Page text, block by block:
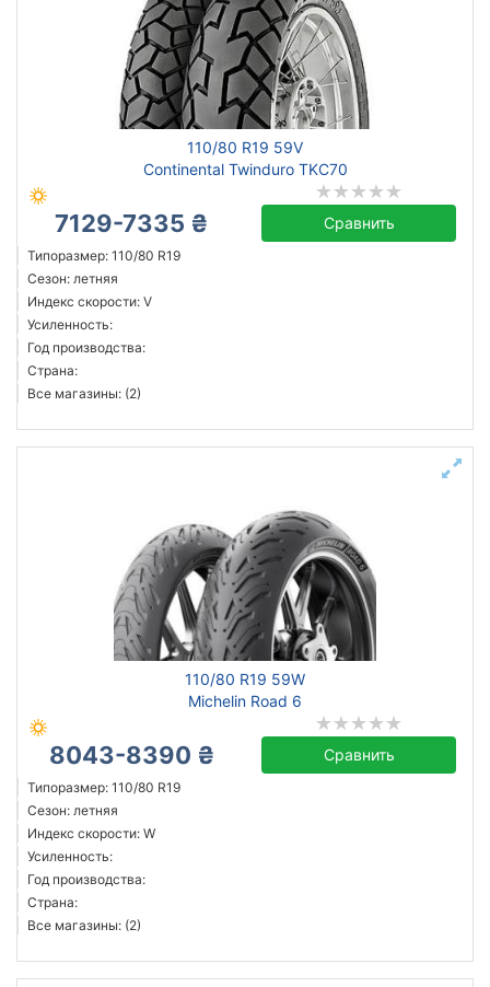
110/80 R19 59V
Continental Twinduro TKC70
7129-7335 ₴ Сравнить
Типоразмер: 110/80 R19
Сезон: летняя
Индекс скорости: V
Усиленность:
Год производства:
Страна:
Все магазины: (2)
110/80 R19 59W
Michelin Road 6
8043-8390 ₴ Сравнить
Типоразмер: 110/80 R19
Сезон: летняя
Индекс скорости: W
Усиленность:
Год производства:
Страна:
Все магазины: (2)